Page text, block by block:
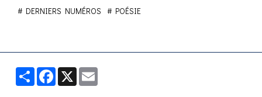
DERNIERS NUMÉROS
POÉSIE
PartagerFacebook
X